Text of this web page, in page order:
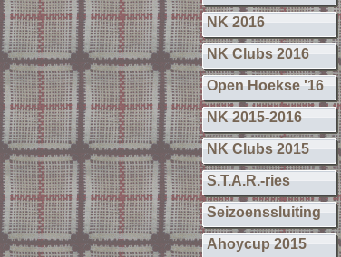
NK 2016
NK Clubs 2016
Open Hoekse '16
NK 2015-2016
NK Clubs 2015
S.T.A.R.-ries
Seizoenssluiting
Ahoycup 2015